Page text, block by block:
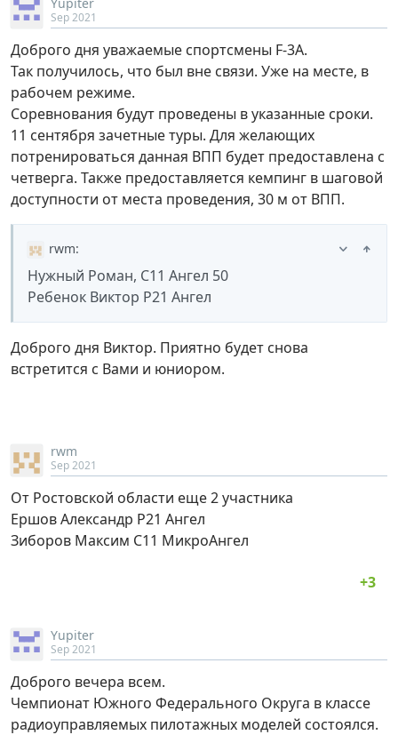
Sep 2021
Доброго дня уважаемые спортсмены F-3A.
Так получилось, что был вне связи. Уже на месте, в
рабочем режиме.
Соревнования будут проведены в указанные сроки.
11 сентября зачетные туры. Для желающих
потренироваться данная ВПП будет предоставлена с
четверга. Также предоставляется кемпинг в шаговой
доступности от места проведения, 30 м от ВПП.
rwm:
Нужный Роман, С11 Ангел 50
Ребенок Виктор Р21 Ангел
Доброго дня Виктор. Приятно будет снова
встретится с Вами и юниором.
rwm
Sep 2021
От Ростовской области еще 2 участника
Ершов Александр Р21 Ангел
Зиборов Максим С11 МикроАнгел
Yupiter
Sep 2021
Доброго вечера всем.
Чемпионат Южного Федерального Округа в классе
радиоуправляемых пилотажных моделей состоялся.